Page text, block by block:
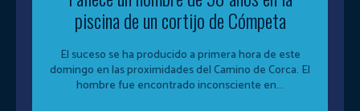
piscina de un cortijo de Cómpeta
El suceso se ha producido a primera hora de este
domingo en las proximidades del Camino de Corca. El
hombre fue encontrado inconsciente en...